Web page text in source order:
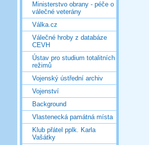
Ministerstvo obrany - péče o
válečné veterány
Válka.cz
Válečné hroby z databáze
CEVH
Ústav pro studium totalitních
režimů
Vojenský ústřední archiv
Vojenství
Background
Vlastenecká památná místa
Klub přátel pplk. Karla
Vašátky